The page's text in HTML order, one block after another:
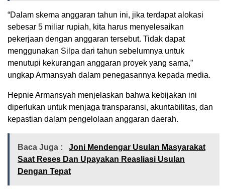
“Dalam skema anggaran tahun ini, jika terdapat alokasi
sebesar 5 miliar rupiah, kita harus menyelesaikan
pekerjaan dengan anggaran tersebut. Tidak dapat
menggunakan Silpa dari tahun sebelumnya untuk
menutupi kekurangan anggaran proyek yang sama,”
ungkap Armansyah dalam penegasannya kepada media.
Hepnie Armansyah menjelaskan bahwa kebijakan ini
diperlukan untuk menjaga transparansi, akuntabilitas, dan
kepastian dalam pengelolaan anggaran daerah.
Baca Juga :
Joni Mendengar Usulan Masyarakat
Saat Reses Dan Upayakan Reasliasi Usulan
Dengan Tepat